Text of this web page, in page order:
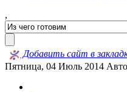
,
Добавить сайт в
Пятница, 04 Июль 2014